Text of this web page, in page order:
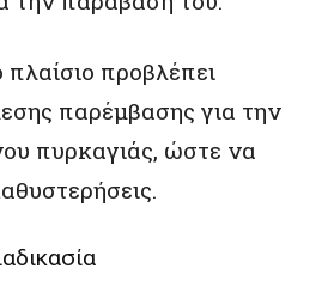
προβλέπει
παρέμβασης για την
πυρκαγιάς, ώστε να